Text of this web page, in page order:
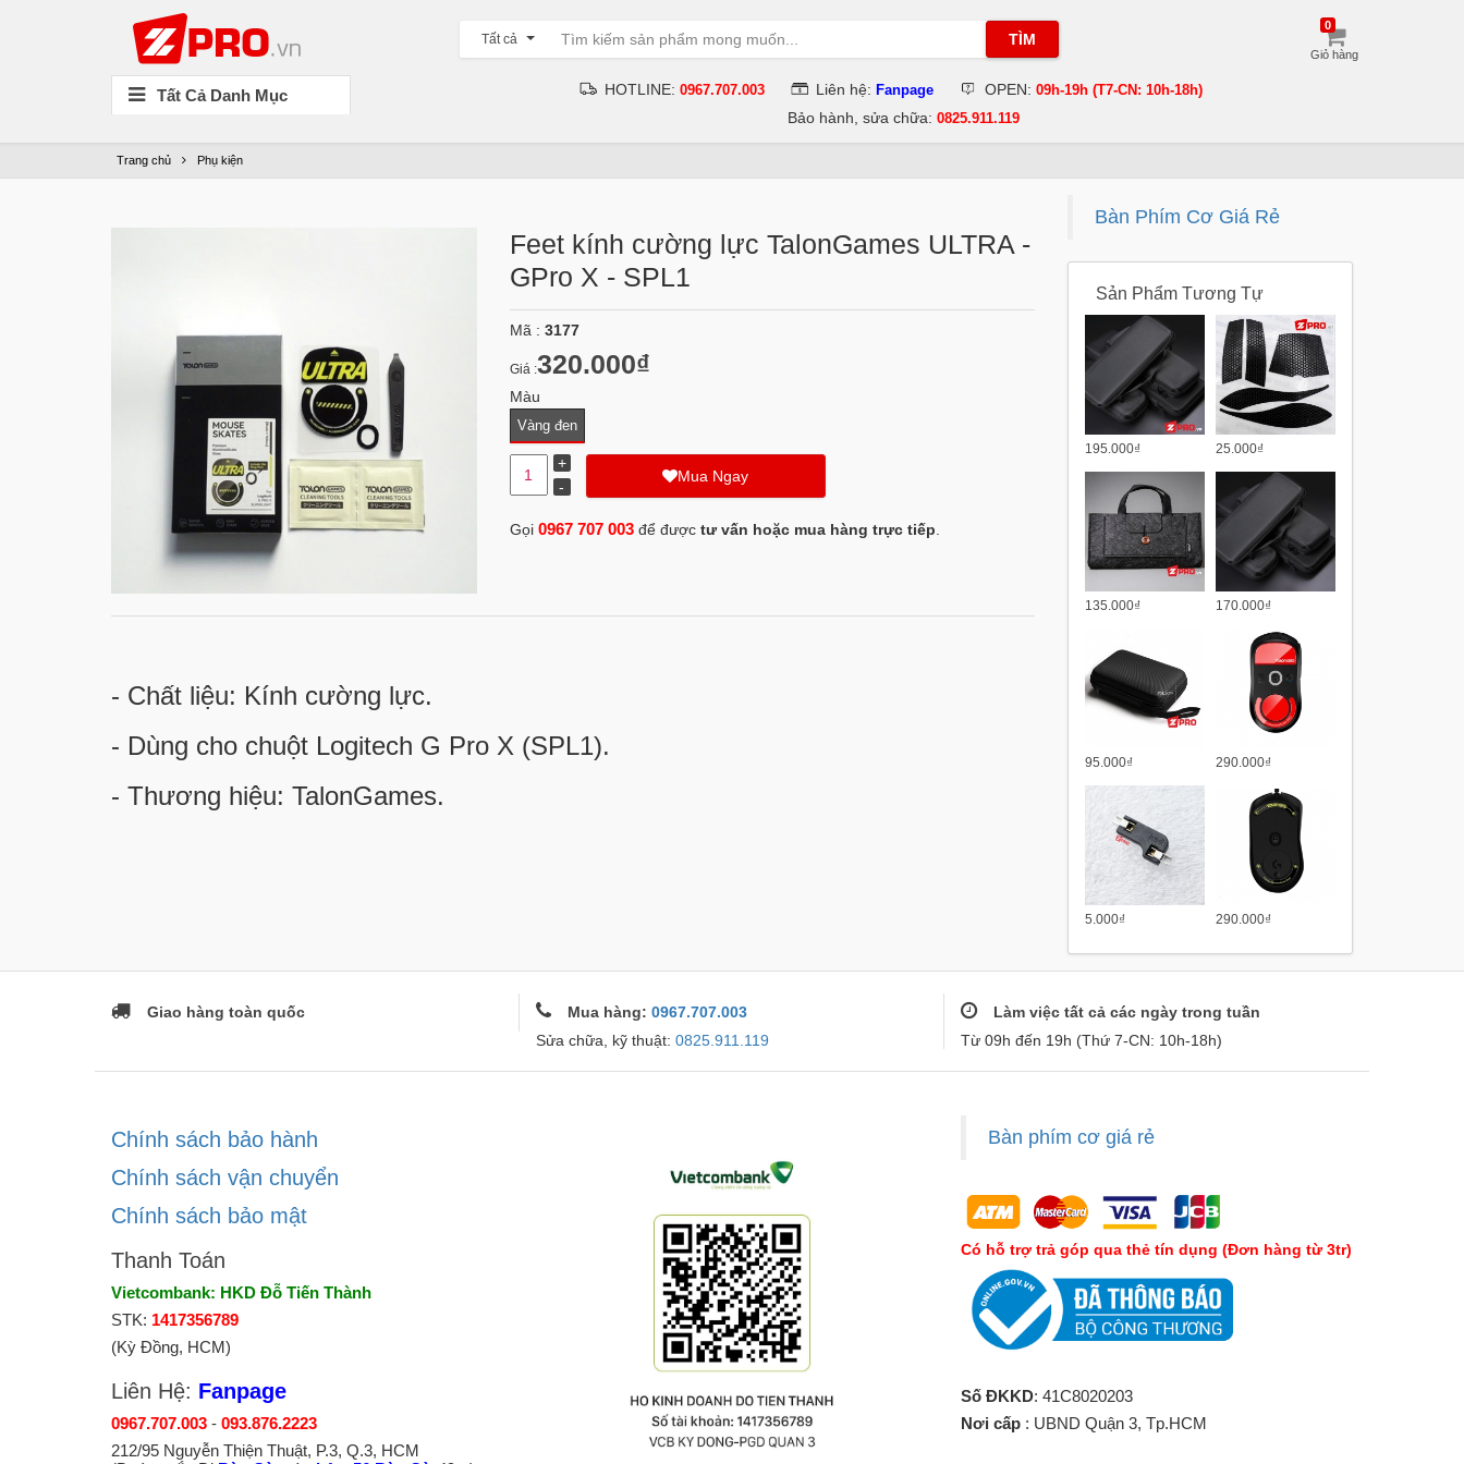
Tất cả TÌM
Giỏ hàng
0
Tất Cả Danh Mục HOTLINE:0967.707.003 Liên hệ:Fanpage OPEN:09h-19h (T7-CN: 10h-18h)
Bảo hành, sửa chữa:0825.911.119
Trang chủ Phụ kiện
Feet kính cường lực TalonGames ULTRA -
GPro X - SPL1
Mã : 3177
Giá :320.000₫
Màu
Vàng đen
Mua Ngay
Gọi 0967 707 003để được tư vấn hoặc mua hàng trực tiếp
- Chất liệu: Kính cường lực.
- Dùng cho chuột Logitech G Pro X (SPL1).
- Thương hiệu: TalonGames.
Bàn Phím Cơ Giá Rẻ
Sản Phẩm Tương Tự
195.000₫ 25.000₫
135.000₫ 170.000₫
95.000₫ 290.000₫
5.000₫ 290.000₫
Giao hàng toàn quốc Mua hàng: 0967.707.003
Sửa chữa, kỹ thuật: 0825.911.119
Làm việc tất cả các ngày trong tuần
Từ 09h đến 19h (Thứ 7-CN: 10h-18h)
Chính sách bảo hành
Chính sách vận chuyển
Chính sách bảo mật
Thanh Toán
Vietcombank: HKD Đỗ Tiến Thành
STK: 1417356789
(Kỳ Đồng, HCM)
Liên Hệ: Fanpage
0967.707.003 - 093.876.2223
212/95 Nguyễn Thiện Thuật, P.3, Q.3, HCM
Bàn phím cơ giá rẻ
Có hỗ trợ trả góp qua thẻ tín dụng (Đơn hàng từ 3tr)
Số ĐKKD: 41C8020203
Nơi cấp : UBND Quận 3, Tp.HCM